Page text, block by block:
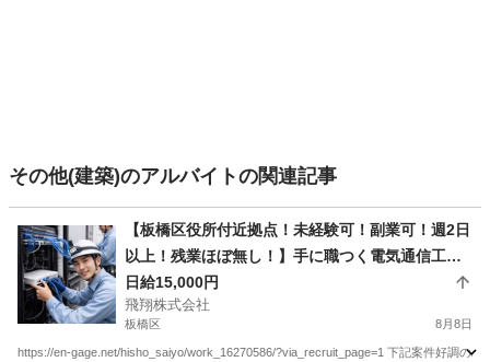
その他(建築)のアルバイトの関連記事
【板橋区役所付近拠点！未経験可！副業可！週2日
以上！残業ほぼ無し！】手に職つく電気通信工
事！
日給15,000円
飛翔株式会社
板橋区 8月8日
https://en-gage.net/hisho_saiyo/work_16270586/?via_recruit_page=1 下記案件好調の